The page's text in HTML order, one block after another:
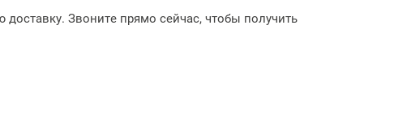
профнастил, заборы
Звоните прямо сейчас, чтобы получить